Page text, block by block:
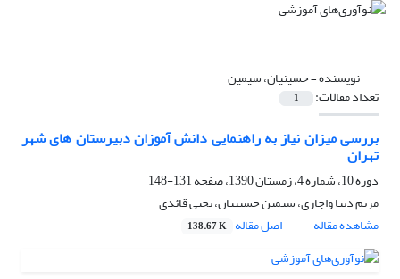
نویسنده =حسینیان، سیمین
تعداد مقالات: 1
بررسی میزان نیاز به راهنمایی دانش آموزان دبیرستان های شهر
تهران
دوره 10، شماره 4، زمستان 1390، صفحه
131-148
مریم دیبا واجاری، سیمین حسینیان، یحیی قائدی
مشاهده مقاله
اصل مقاله 138.67 K